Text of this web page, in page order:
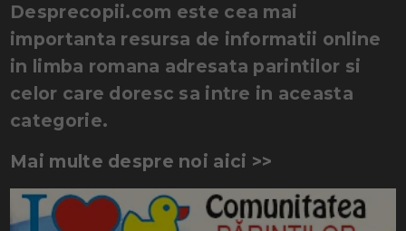
Desprecopii.com este cea mai
importanta resursa de informatii online
in limba romana adresata parintilor si
celor care doresc sa intre in aceasta
categorie.
Mai multe despre noi aici >>